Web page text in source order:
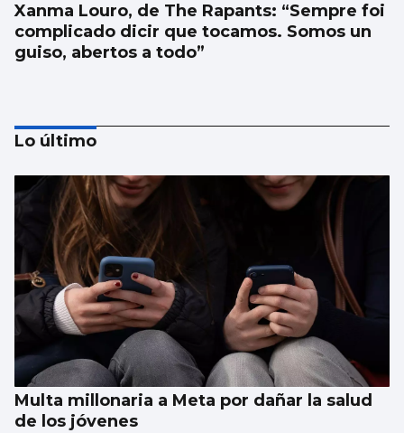
Xanma Louro, de The Rapants: “Sempre foi
complicado dicir que tocamos. Somos un
guiso, abertos a todo”
UNIVERSIDAD
La UVigo mejoró en 2025 en la mayoría de
rankings internacionales
Lo último
Multa millonaria a Meta por dañar la salud
de los jóvenes